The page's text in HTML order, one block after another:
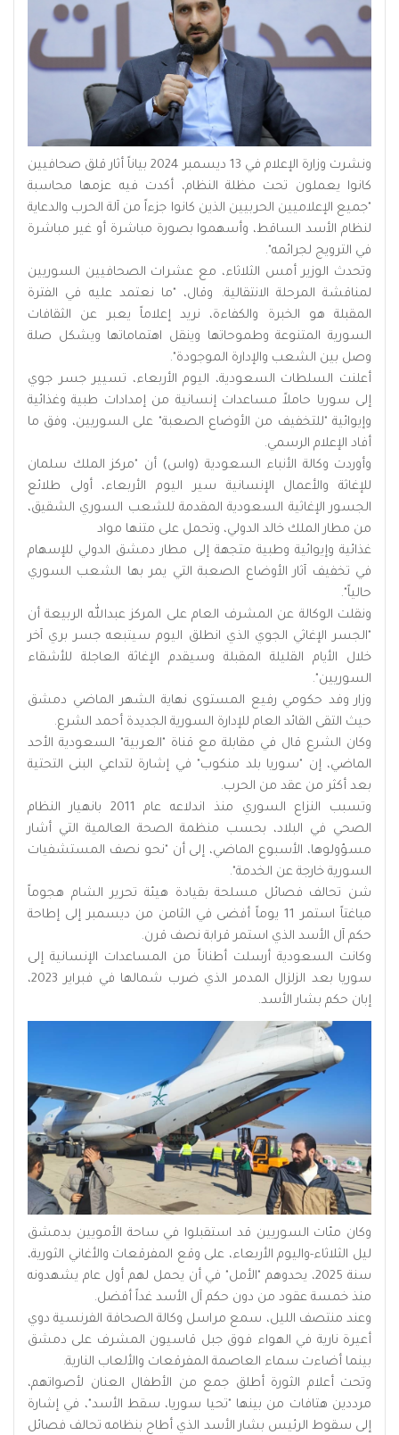
ونشرت وزارة الإعلام في 13 ديسمبر 2024 بياناً أثار قلق صحافيين
كانوا يعملون تحت مظلة النظام، أكدت فيه عزمها محاسبة
"جميع الإعلاميين الحربيين الذين كانوا جزءاً من آلة الحرب والدعاية
لنظام الأسد الساقط، وأسهموا بصورة مباشرة أو غير مباشرة
في الترويج لجرائمه".
وتحدث الوزير أمس الثلاثاء، مع عشرات الصحافيين السوريين
لمناقشة المرحلة الانتقالية. وقال، "ما نعتمد عليه في الفترة
المقبلة هو الخبرة والكفاءة، نريد إعلاماً يعبر عن الثقافات
السورية المتنوعة وطموحاتها وينقل اهتماماتها ويشكل صلة
وصل بين الشعب والإدارة الموجودة".
أعلنت السلطات السعودية، اليوم الأربعاء، تسيير جسر جوي
إلى سوريا حاملاً مساعدات إنسانية من إمدادات طبية وغذائية
وإيوائية "للتخفيف من الأوضاع الصعبة" على السوريين، وفق ما
أفاد الإعلام الرسمي.
وأوردت وكالة الأنباء السعودية (واس) أن "مركز الملك سلمان
للإغاثة والأعمال الإنسانية سير اليوم الأربعاء، أولى طلائع
الجسور الإغاثية السعودية المقدمة للشعب السوري الشقيق،
من مطار الملك خالد الدولي، وتحمل على متنها مواد
غذائية وإيوائية وطبية متجهة إلى مطار دمشق الدولي للإسهام
في تخفيف آثار الأوضاع الصعبة التي يمر بها الشعب السوري
حالياً".
ونقلت الوكالة عن المشرف العام على المركز عبدالله الربيعة أن
"الجسر الإغاثي الجوي الذي انطلق اليوم سيتبعه جسر بري آخر
خلال الأيام القليلة المقبلة وسيقدم الإغاثة العاجلة للأشقاء
السوريين".
وزار وفد حكومي رفيع المستوى نهاية الشهر الماضي دمشق
حيث التقى القائد العام للإدارة السورية الجديدة أحمد الشرع.
وكان الشرع قال في مقابلة مع قناة "العربية" السعودية الأحد
الماضي، إن "سوريا بلد منكوب" في إشارة لتداعي البنى التحتية
بعد أكثر من عقد من الحرب.
وتسبب النزاع السوري منذ اندلاعه عام 2011 بانهيار النظام
الصحي في البلاد، بحسب منظمة الصحة العالمية التي أشار
مسؤولوها، الأسبوع الماضي، إلى أن "نحو نصف المستشفيات
السورية خارجة عن الخدمة".
شن تحالف فصائل مسلحة بقيادة هيئة تحرير الشام هجوماً
مباغتاً استمر 11 يوماً أفضى في الثامن من ديسمبر إلى إطاحة
حكم آل الأسد الذي استمر قرابة نصف قرن.
وكانت السعودية أرسلت أطناناً من المساعدات الإنسانية إلى
سوريا بعد الزلزال المدمر الذي ضرب شمالها في فبراير 2023،
إبان حكم بشار الأسد.
وكان مئات السوريين قد استقبلوا في ساحة الأمويين بدمشق
ليل الثلاثاء-واليوم الأربعاء، على وقع المفرقعات والأغاني الثورية،
سنة 2025، يحدوهم "الأمل" في أن يحمل لهم أول عام يشهدونه
منذ خمسة عقود من دون حكم آل الأسد غداً أفضل.
وعند منتصف الليل، سمع مراسل وكالة الصحافة الفرنسية دوي
أعيرة نارية في الهواء فوق جبل قاسيون المشرف على دمشق
بينما أضاءت سماء العاصمة المفرقعات والألعاب النارية.
وتحت أعلام الثورة أطلق جمع من الأطفال العنان لأصواتهم،
مرددين هتافات من بينها "تحيا سوريا، سقط الأسد"، في إشارة
إلى سقوط الرئيس بشار الأسد الذي أطاح بنظامه تحالف فصائل